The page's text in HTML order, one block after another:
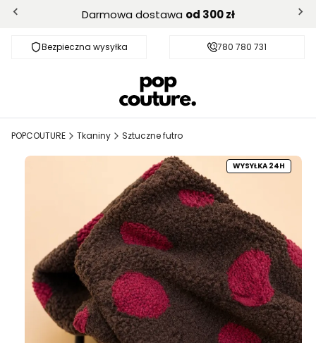
Darmowa dostawa od 300 zł
Bezpieczna wysyłka Darmowa dostawa od 300 zł
780 780 731
POPCOUTURE Tkaniny Sztuczne futro
WYSYŁKA 24H